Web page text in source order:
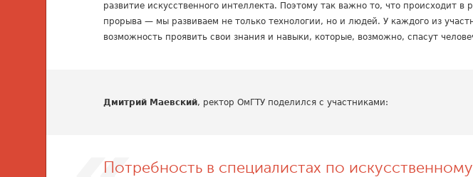
развитие искусственного интеллекта. Поэтому так важно то, что происходит в
прорыва — мы развиваем не только технологии, но и людей. У каждого из
возможность проявить свои знания и навыки, которые, возможно, спасут
Дмитрий Маевский, ректор ОмГТУ поделился с участниками:
Потребность в специалистах по